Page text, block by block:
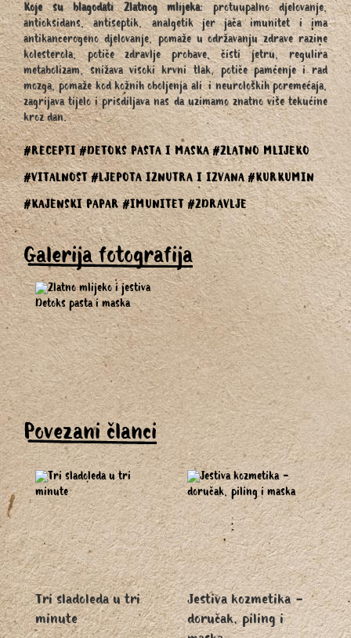
Koje su blagodati Zlatnog mlijeka: protuupalno djelovanje,
antioksidans, antiseptik, analgetik jer jača imunitet i ima
antikancerogeno djelovanje, pomaže u održavanju zdrave razine
kolesterola, potiče zdravlje probave, čisti jetru, regulira
metabolizam, snižava visoki krvni tlak, potiče pamćenje i rad
mozga, pomaže kod kožnih oboljenja ali i neuroloških poremećaja,
zagrijava tijelo i prisdiljava nas da uzimamo znatno više tekućine
kroz dan.
#RECEPTI #DETOKS PASTA I MASKA #ZLATNO MLIJEKO
#VITALNOST #LJEPOTA IZNUTRA I IZVANA #KURKUMIN
#KAJENSKI PAPAR #IMUNITET #ZDRAVLJE
Galerija fotografija
Povezani članci
Tri sladoleda u tri
minute
Jestiva kozmetika -
doručak, piling i